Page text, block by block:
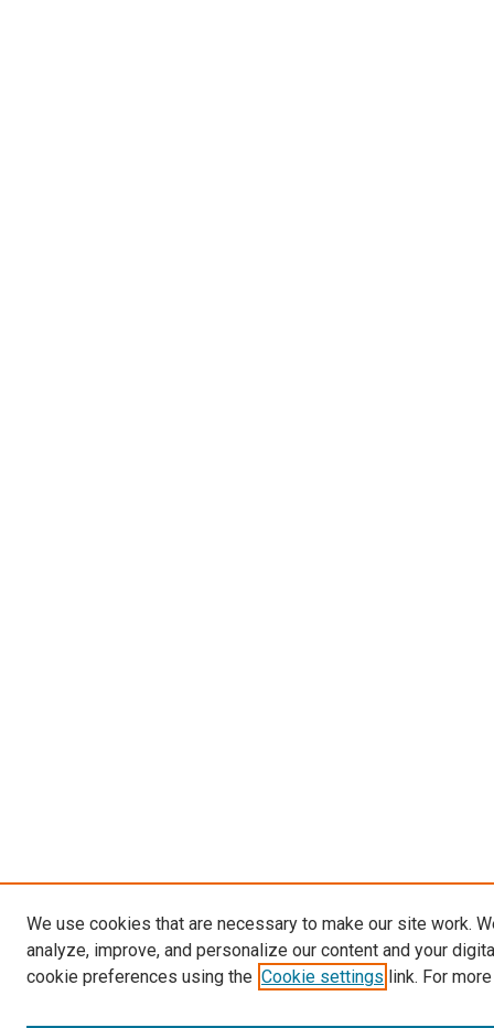
We use cookies that are necessary to make our site work.
analyze, improve, and personalize our content and your
cookie preferences using the Cookie settings link. For